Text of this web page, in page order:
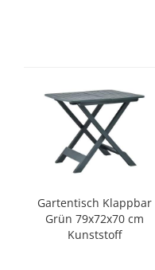
Gartentisch Klappbar
Grün 79x72x70 cm
Kunststoff